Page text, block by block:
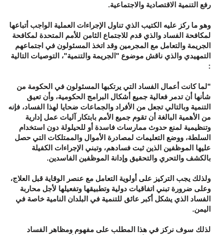
رفع التنمية الاقتصادية والاجتماعية.
وهو ما ركز عليه الكتيب الذي تناول الإجراءات العملية الواجب أتباعها
لمكافحة الفساد والذي قدم للاجتماع الثامن للأمم المتحدة لمكافحة
الجريمة والتعامل مع المجرمين وقد اتخذ المسئولون في اجتماعهم
التمهيدي والذي ناقش موضوع "الجريمة والتنمية"، التوصيات التالية
:
"لما كانت أعمال الفساد التي يرتكبها المسئولون في الحكومة من
شأنها أن تدمر فعالية جميع أشكال البرامج الحكومية، وأن تعيق
التنمية وبالتالي تجعل من الأفراد والجماعات ضحايا لهذا الفساد، فإنه
من الأهمية البالغة أن تقوم جميع الأمم بابتكار آليات عمل إدارية
وتنظيمية لمنع حدوث ممارسات فاسدة أو للحيلولة دون استخدام
السلطة، ووضع التعليمات لمصادرة الأموال والممتلكات التي حصل
عليها الموظفين الذين ثبت فسادهم، وتبني الإجراءات الكفيلة
بالكشف والتحري والتحقيق وإدانة الموظفين الفاسدين.
ولذلك يجب التركيز على أولوية التعامل مع عنصر الوقاية قبل العلاج،
وعلى ضرورة تبني اتفاقيات دولية وتطبيقها وتفعيلها لأجل محاربة
الفساد الذي يشكل أكبر عائق للتنمية في البلدان النامية خاصة في
اليمن.
لذلك سوف نركز في هذا المطلب على مفهوم ومظاهر الفساد